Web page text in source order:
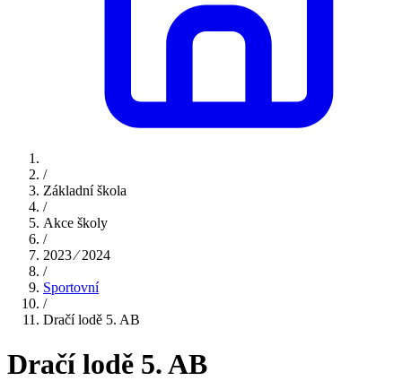
/
Základní škola
/
Akce školy
/
2023 ⁄ 2024
/
Sportovní
/
Dračí lodě 5. AB
Dračí lodě 5. AB